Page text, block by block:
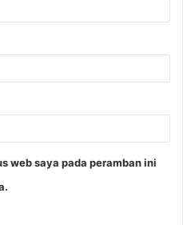
web saya pada peramban ini